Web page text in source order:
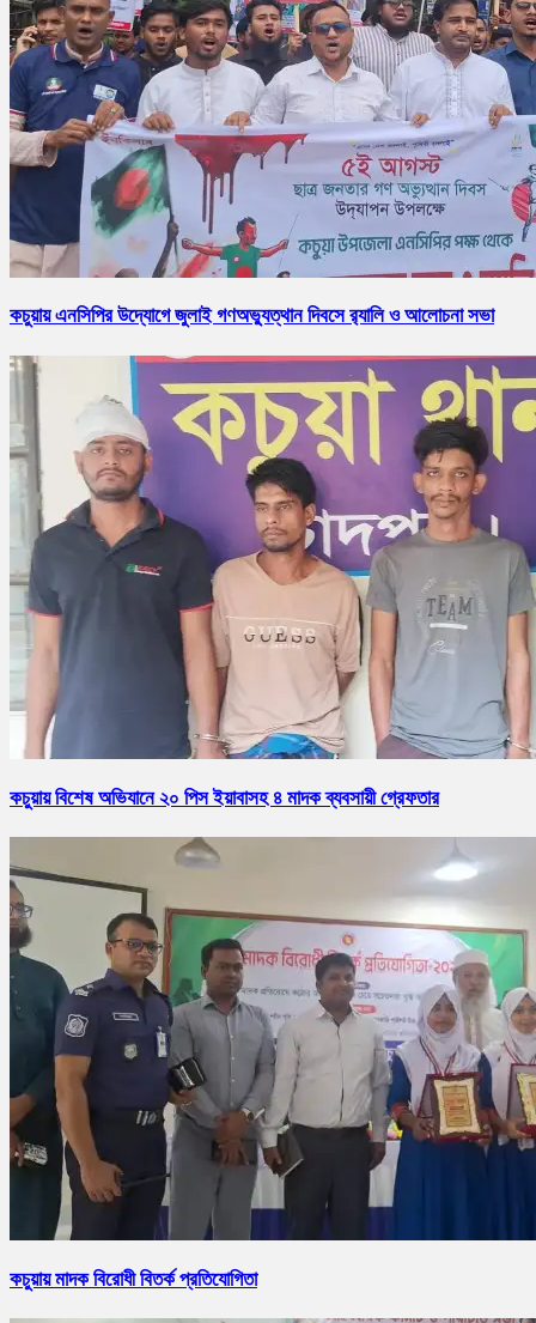
কচুয়ায় এনসিপির উদ্যোগে জুলাই গণঅভ্যুত্থান দিবসে র‌্যালি ও আলোচনা সভা
কচুয়ায় বিশেষ অভিযানে ২০ পিস ইয়াবাসহ ৪ মাদক ব্যবসায়ী গ্রেফতার
কচুয়ায় মাদক বিরোধী বিতর্ক প্রতিযোগিতা